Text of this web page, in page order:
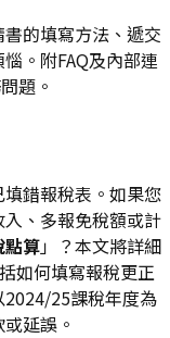
的填寫方法、遞交
。附FAQ及內部連
題。
錯報稅表。如果您
、多報免稅額或計
點算」？本文將詳細
如何填寫報稅更正
25課稅年度為
延誤。